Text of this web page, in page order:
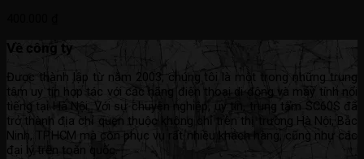
Về công ty
Được thành lập từ năm 2003, chúng tôi là một trong những trung
tâm uy tín hợp tác với các hãng điện thoại di động và máy tính nổi
tiếng tại Hà Nội. Với sự chuyên nghiệp, uy tín, trung tâm SC60S đã
trở thành địa chỉ quen thuộc không chỉ trên thị trường Hà Nội, Bắc
Ninh, TP.HCM mà còn phục vụ rất nhiều khách hàng, cũng như các
đại lý trên toàn quốc.